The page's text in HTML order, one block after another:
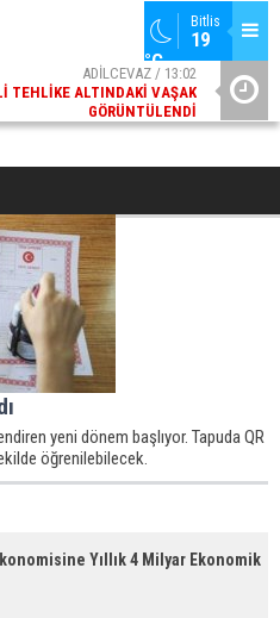
Bitlis
19
°C
ADİLCEVAZ / 13:02
TEHLIKE ALTINDAKI VAŞAK
GÖRÜNTÜLENDI
yeni dönem başlıyor. Tapuda QR
öğrenilebilecek.
Yıllık 4 Milyar Ekonomik